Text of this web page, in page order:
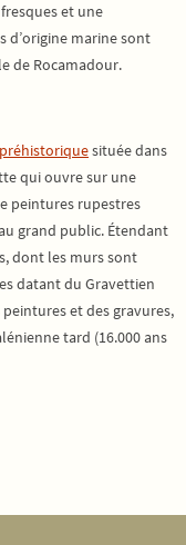
et une
d’origine marine sont
de Rocamadour.
préhistoriquesituée dans
qui ouvre sur une
peintures rupestres
grand public. Étendant
dont les murs sont
datant du Gravettien
peintures et des gravures,
tard (16.000 ans